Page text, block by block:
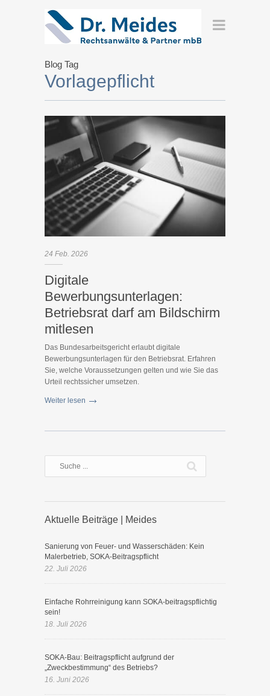
Blog Tag
Vorlagepflicht
24 Feb. 2026
Digitale
Bewerbungsunterlagen:
Betriebsrat darf am Bildschirm
mitlesen
Das Bundesarbeitsgericht erlaubt digitale
Bewerbungsunterlagen für den Betriebsrat. Erfahren
Sie, welche Voraussetzungen gelten und wie Sie das
Urteil rechtssicher umsetzen.
Weiter lesen
Aktuelle Beiträge | Meides
Sanierung von Feuer- und Wasserschäden: Kein
Malerbetrieb, SOKA-Beitragspflicht
22. Juli 2026
Einfache Rohrreinigung kann SOKA-beitragspflichtig
sein!
18. Juli 2026
SOKA-Bau: Beitragspflicht aufgrund der
„Zweckbestimmung“ des Betriebs?
16. Juni 2026